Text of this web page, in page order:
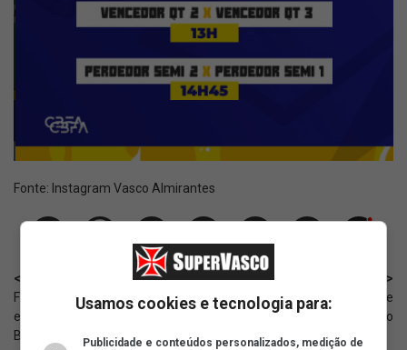
Fonte: Instagram Vasco Almirantes
< Anterior
Feminino Sub-17: Vasco
enfrenta o Grêmio pelo
Brasileirão
Próximo >
Sub-17: Melhores momentos de
Botafogo 3 x 3 Vasco
Usamos cookies e tecnologia para:
Publicidade e conteúdos personalizados, medição de